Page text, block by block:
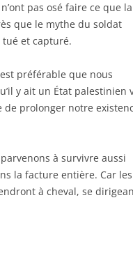
pas osé faire ce que la
que le mythe du soldat
tué et capturé.
préférable que nous
y ait un État palestinien
de prolonger notre
à survivre aussi
la facture entière. Car les
à cheval, se